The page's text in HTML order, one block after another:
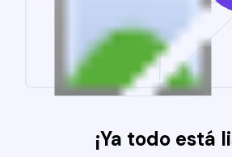
¡Ya todo está